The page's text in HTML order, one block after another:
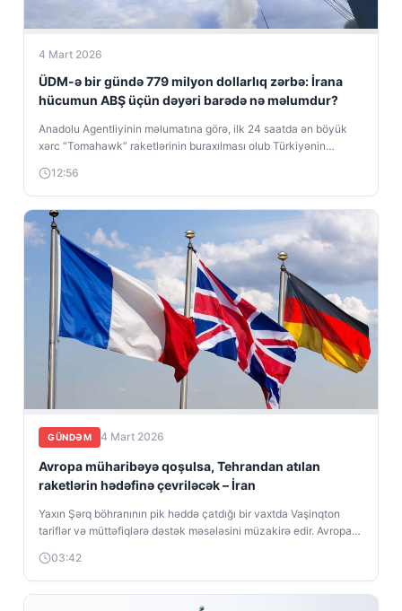
4 Mart 2026
ÜDM-ə bir gündə 779 milyon dollarlıq zərbə: İrana
hücumun ABŞ üçün dəyəri barədə nə məlumdur?
Anadolu Agentliyinin məlumatına görə, ilk 24 saatda ən böyük
xərc “Tomahawk” raketlərinin buraxılması olub Türkiyənin
12:56
GÜNDƏM 4 Mart 2026
Avropa müharibəyə qoşulsa, Tehrandan atılan
raketlərin hədəfinə çevriləcək – İran
Yaxın Şərq böhranının pik həddə çatdığı bir vaxtda Vaşinqton
tariflər və müttəfiqlərə dəstək məsələsini müzakirə edir. Avropa
03:42